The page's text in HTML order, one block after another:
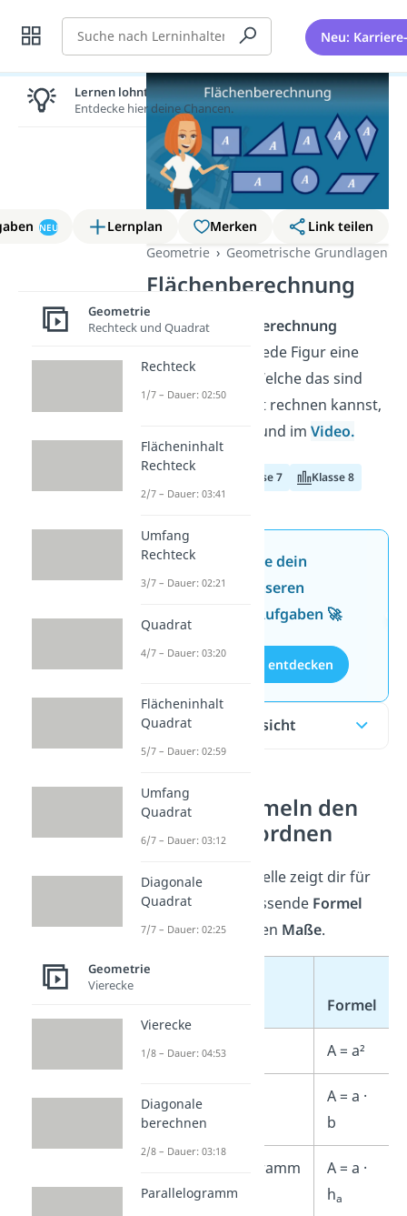
Suche Neu:
NEU Lernplan Merken
Link teilen
Geometrie
Geometrische Grundlagen
Flächenberechnung
Bei derFlächenberechnung
brauchst du für jede Figur eine
eigene Formel. Welche das sind
und wie du damit rechnen kannst,
erfährst du hier und im Video.
Klasse 7 Klasse 8
Jetzt neu: Teste dein
Wissen mit unseren
kostenlosen Aufgaben 🚀
Aufgaben entdecken
Inhaltsübersicht
Flächenformeln den
Figuren zuordnen
Die folgende Tabelle zeigt dir für
jede Figur die passende Formel
und die benötigten Maße.
Formel
Quadrat A = a²
Rechteck
A = a ·
b
Parallelogramm
A = a ·
ha
Lernen lohnt sich!
Entdecke hier deine Chancen.
Geometrie
Rechteck und Quadrat
Rechteck
1/7 – Dauer: 02:50
Flächeninhalt
Rechteck
2/7 – Dauer: 03:41
Umfang
Rechteck
3/7 – Dauer: 02:21
Quadrat
4/7 – Dauer: 03:20
Flächeninhalt
Quadrat
5/7 – Dauer: 02:59
Umfang
Quadrat
6/7 – Dauer: 03:12
Diagonale
Quadrat
7/7 – Dauer: 02:25
Geometrie
Vierecke
Vierecke
1/8 – Dauer: 04:53
Diagonale
berechnen
2/8 – Dauer: 03:18
Parallelogramm